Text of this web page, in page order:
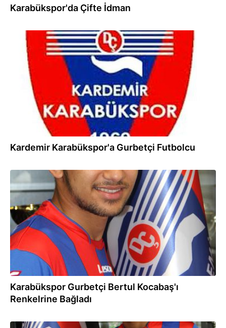
Karabükspor'da Çifte İdman
27.06.2012
Kardemir Karabükspor'a Gurbetçi Futbolcu
27.06.2012
Karabükspor Gurbetçi Bertul Kocabaş'ı
Renkelrine Bağladı